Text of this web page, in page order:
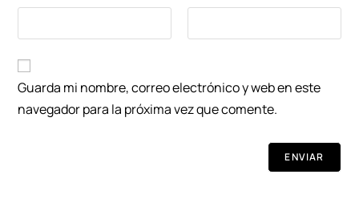
Guarda mi nombre, correo electrónico y web en este
navegador para la próxima vez que comente.